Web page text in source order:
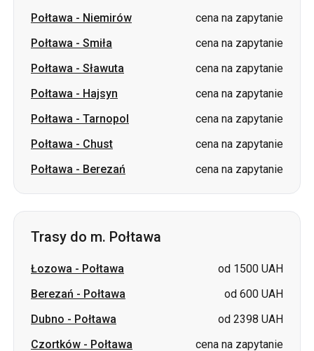
Połtawa - Niemirów
cena na zapytanie
Połtawa - Smiła
cena na zapytanie
Połtawa - Sławuta
cena na zapytanie
Połtawa - Hajsyn
cena na zapytanie
Połtawa - Tarnopol
cena na zapytanie
Połtawa - Chust
cena na zapytanie
Połtawa - Berezań cena na zapytanie
Trasy do m. Połtawa
Łozowa - Połtawa
od 1500 UAH
Berezań - Połtawa
od 600 UAH
Dubno - Połtawa
od 2398 UAH
Czortków - Połtawa
cena na zapytanie